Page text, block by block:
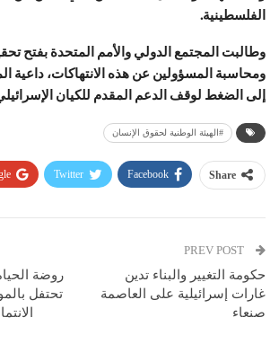
الفلسطينية.
وطالبت المجتمع الدولي والأمم المتحدة بفتح
ومحاسبة المسؤولين عن هذه الانتهاكات، داعية
إلى الضغط لوقف الدعم المقدم للكيان
#الهيئة الوطنية لحقوق الإنسان
Share
Facebook
Twitter
حكومة التغيير والبناء تدين
غارات إسرائيلية على العاصمة
صنعاء
روضة
تحتفل